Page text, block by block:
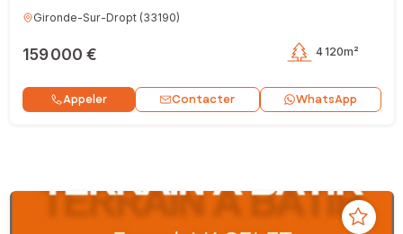
Gironde-Sur-Dropt(33190)
159 000 € 4 120m²
Appeler Contacter WhatsApp